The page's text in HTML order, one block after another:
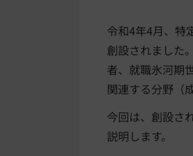
令和4年4月、特
創設されました
者、就職氷河期
関連する分野（
今回は、創設さ
説明します。